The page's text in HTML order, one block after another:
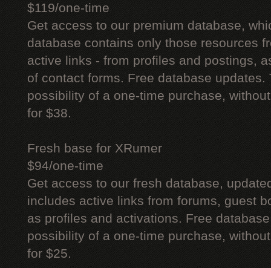
$119/one-time
Get access to our premium database,
database contains only those resources
active links - from profiles and postings,
of contact forms. Free database updates.
possibility of a one-time purchase,
for $38.
Fresh base for XRumer
$94/one-time
Get access to our fresh database,
includes active links from forums, guest
as profiles and activations. Free
possibility of a one-time purchase,
for $25.